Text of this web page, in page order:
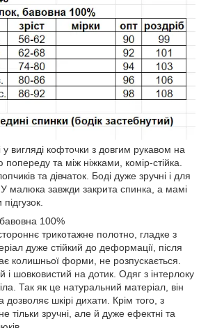
у вигляді кофточки з довгим рукавом на
попереду та між ніжками, комір-стійка.
та дівчаток. Боді дуже зручні і для
малюка завжди закрита спинка, а мамі
100%
трикотажне полотно, гладке з
дуже стійкий до деформації, після
колишньої форми, не розпускається.
і шовковистий на дотик. Одяг з інтерлоку
Так як це натуральний матеріал, він
дозволяє шкірі дихати. Крім того, з
тільки зручні, але й дуже ефектні та